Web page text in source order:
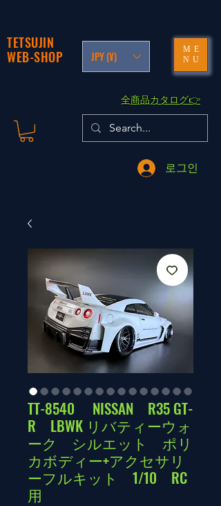
TETSUJIN
WEB-SHOP
JPY (¥)
ME
NU
​全商品カタログ👉
로그인
TT-8540 NISSAN R35 GT-
R LBWK リバティーウォ
ーク シルエット ポリ
カボディー+アクセサリ
ーフルキット 1/10 RC
用